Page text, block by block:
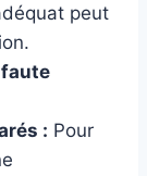
peut
faute
: Pour